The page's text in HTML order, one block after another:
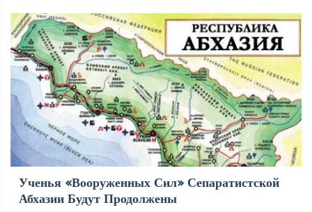
Ученья «вооруженных Сил» Сепаратистской
Абхазии Будут Продолжены